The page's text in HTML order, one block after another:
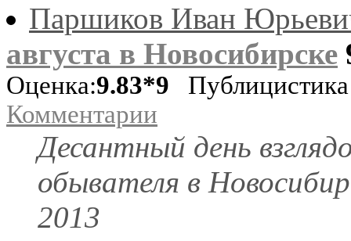
Паршиков Иван
августа в Новосибирске
Оценка:9.83*9 Публицистика
Комментарии
Десантный день
обывателя в
2013